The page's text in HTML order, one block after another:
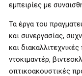
εμπειρίες με
Τα έργα του
και συνεργασίας,
και
ντοκιμαντέρ,
οπτικοακουστικές